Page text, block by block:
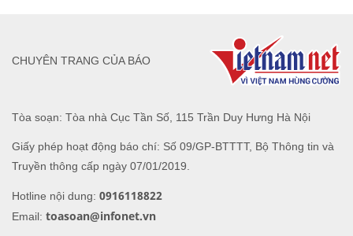
Tòa soạn: Tòa nhà Cục Tần Số, 115 Trần Duy Hưng Hà Nội
Giấy phép hoạt động báo chí: Số 09/GP-BTTTT, Bộ Thông tin và
Truyền thông cấp ngày 07/01/2019.
Hotline nội dung: 0916118822
Email: toasoan@infonet.vn
CHUYÊN TRANG CỦA BÁO